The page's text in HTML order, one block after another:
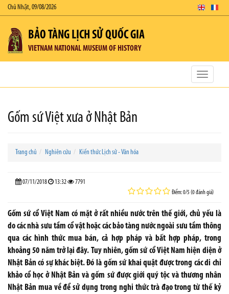
Chủ Nhật, 09/08/2026
BẢO TÀNG LỊCH SỬ QUỐC GIA
VIETNAM NATIONAL MUSEUM OF HISTORY
Toggle
Gốm sứ Việt xưa ở Nhật Bản
Trang chủ Nghiên cứu Kiến thức Lịch sử - Văn hóa
07/11/2018 13:32 7791
Điểm: 0/5 (0 đánh giá)
Gốm sứ cổ Việt Nam có mặt ở rất nhiều nước trên thế giới, chủ yếu là
do các nhà sưu tầm cổ vật hoặc các bảo tàng nước ngoài sưu tầm thông
qua các hình thức mua bán, cả hợp pháp và bất hợp pháp, trong
khoảng 50 năm trở lại đây. Tuy nhiên, gốm sứ cổ Việt Nam hiện diện ở
Nhật Bản có sự khác biệt. Đó là gốm sứ khai quật được trong các di chỉ
khảo cổ học ở Nhật Bản và gốm sứ được giới quý tộc và thương nhân
Nhật Bản mua về để sử dụng trong nghi thức trà đạo trong từ thế kỷ